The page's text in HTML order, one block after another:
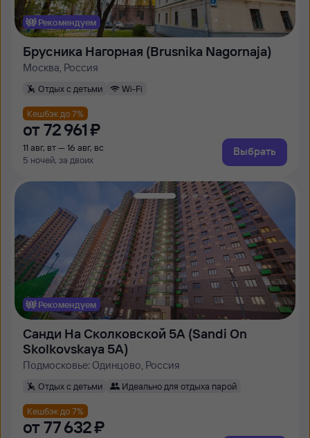
Рекомендуем
Брусника Нагорная (Brusnika Nagornaja)
Москва, Россия
Отдых с детьми Wi-Fi
Кешбэк до 7%
от 72 ⁠961 ⁠₽
11 авг, вт — 16 авг, вс
5 ночей, за двоих
Выбрать
Рекомендуем
Санди На Сколковской 5А (Sandi On
Skolkovskaya 5A)
Подмосковье: Одинцово, Россия
Отдых с детьми Идеально для отдыха парой
Кешбэк до 7%
от 77 ⁠632 ⁠₽